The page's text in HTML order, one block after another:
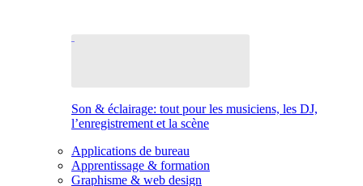
Son & éclairage: tout pour les musiciens, les DJ,
l’enregistrement et la scène
Applications de bureau
Apprentissage & formation
Graphisme & web design